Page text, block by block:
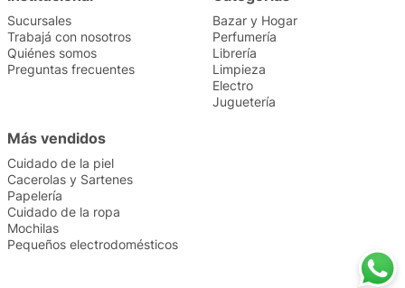
Sucursales
Trabajá con nosotros
Quiénes somos
Preguntas frecuentes
Bazar y Hogar
Perfumería
Librería
Limpieza
Electro
Juguetería
Más vendidos
Cuidado de la piel
Cacerolas y Sartenes
Papelería
Cuidado de la ropa
Mochilas
Pequeños electrodomésticos